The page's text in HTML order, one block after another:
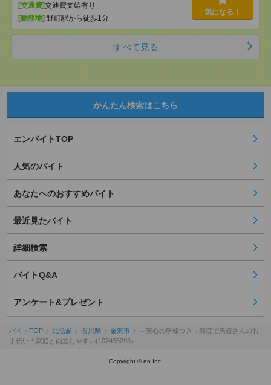
[交通費]交通費支給有り
[勤務地] 野町駅から徒歩1分
気になる！
すべて見る
かんたん検索はこちら
エンバイトTOP
人気のバイト
あなたへのおすすめバイト
最近見たバイト
詳細検索
バイトQ&A
アンケート&プレゼント
バイトTOP 北信越 石川県 金沢市
～安心の研修つき～病院で患者さんのお
手伝い＊家庭と両立しやすい(107435293）
Copyright © en Inc.